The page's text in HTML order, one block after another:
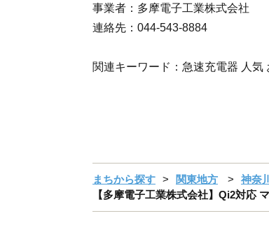
事業者：多摩電子工業株式会社
連絡先：044-543-8884
関連キーワード：急速充電器 人気
まちから探す 関東地方 神奈
【多摩電子工業株式会社】Qi2対応